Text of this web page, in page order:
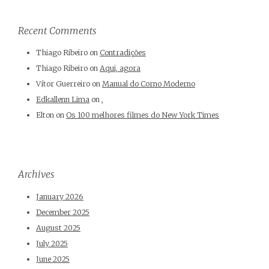
Recent Comments
Thiago Ribeiro on Contradições
Thiago Ribeiro on Aqui, agora
Vítor Guerreiro on Manual do Corno Moderno
Edkallenn Lima on ,
Elton on Os 100 melhores filmes do New York Times
Archives
January 2026
December 2025
August 2025
July 2025
June 2025